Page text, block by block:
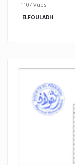
1107 Vues
ELFOULADH